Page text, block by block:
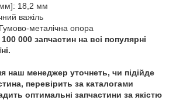
18,2 мм
важіль
металічна опора
000 запчастин на всі популярні
наш менеджер уточнеть, чи підійде
перевірить за каталогами
оптимальні запчастини за якістю